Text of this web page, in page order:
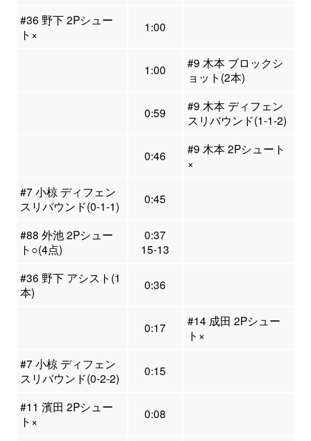
#36 野下 2Pシュー
ト×
1:00
1:00
#9 木本 ブロックシ
ョット(2本)
0:59
#9 木本 ディフェン
スリバウンド(1-1-2)
0:46
#9 木本 2Pシュート
×
#7 小椋 ディフェン
スリバウンド(0-1-1)
0:45
#88 外池 2Pシュー
ト○(4点)
0:37
15-13
#36 野下 アシスト(1
本)
0:36
0:17
#14 成田 2Pシュー
ト×
#7 小椋 ディフェン
スリバウンド(0-2-2)
0:15
#11 濱田 2Pシュー
ト×
0:08